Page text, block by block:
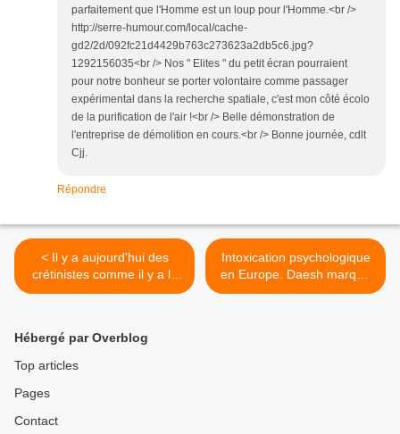
parfaitement que l'Homme est un loup pour l'Homme.<br />
http://serre-humour.com/local/cache-
gd2/2d/092fc21d4429b763c273623a2db5c6.jpg?
1292156035<br /> Nos " Elites " du petit écran pourraient
pour notre bonheur se porter volontaire comme passager
expérimental dans la recherche spatiale, c'est mon côté écolo
de la purification de l'air !<br /> Belle démonstration de
l'entreprise de démolition en cours.<br /> Bonne journée, cdlt
Cjj.
Répondre
< Il y a aujourd'hui des
crétinistes comme il y a le
long des quais des
Intoxication psychologique
en Europe. Daesh marque
des points. >
Hébergé par Overblog
Top articles
Pages
Contact